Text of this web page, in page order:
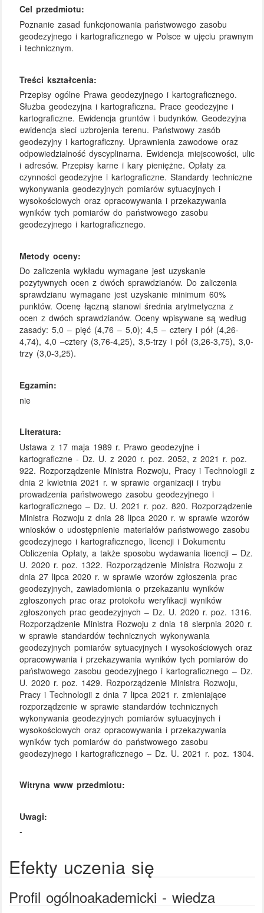
Cel przedmiotu:
Poznanie zasad funkcjonowania państwowego zasobu
geodezyjnego i kartograficznego w Polsce w ujęciu prawnym
i technicznym.
Treści kształcenia:
Przepisy ogólne Prawa geodezyjnego i kartograficznego.
Służba geodezyjna i kartograficzna. Prace geodezyjne i
kartograficzne. Ewidencja gruntów i budynków. Geodezyjna
ewidencja sieci uzbrojenia terenu. Państwowy zasób
geodezyjny i kartograficzny. Uprawnienia zawodowe oraz
odpowiedzialność dyscyplinarna. Ewidencja miejscowości, ulic
i adresów. Przepisy karne i kary pieniężne. Opłaty za
czynności geodezyjne i kartograficzne. Standardy techniczne
wykonywania geodezyjnych pomiarów sytuacyjnych i
wysokościowych oraz opracowywania i przekazywania
wyników tych pomiarów do państwowego zasobu
geodezyjnego i kartograficznego.
Metody oceny:
Do zaliczenia wykładu wymagane jest uzyskanie
pozytywnych ocen z dwóch sprawdzianów. Do zaliczenia
sprawdzianu wymagane jest uzyskanie minimum 60%
punktów. Ocenę łączną stanowi średnia arytmetyczna z
ocen z dwóch sprawdzianów. Oceny wpisywane są według
zasady: 5,0 – pięć (4,76 – 5,0); 4,5 – cztery i pół (4,26-
4,74), 4,0 –cztery (3,76-4,25), 3,5-trzy i pół (3,26-3,75), 3,0-
trzy (3,0-3,25).
Egzamin:
nie
Literatura:
Ustawa z 17 maja 1989 r. Prawo geodezyjne i
kartograficzne - Dz. U. z 2020 r. poz. 2052, z 2021 r. poz.
922. Rozporządzenie Ministra Rozwoju, Pracy i Technologii z
dnia 2 kwietnia 2021 r. w sprawie organizacji i trybu
prowadzenia państwowego zasobu geodezyjnego i
kartograficznego – Dz. U. 2021 r. poz. 820. Rozporządzenie
Ministra Rozwoju z dnia 28 lipca 2020 r. w sprawie wzorów
wniosków o udostępnienie materiałów państwowego zasobu
geodezyjnego i kartograficznego, licencji i Dokumentu
Obliczenia Opłaty, a także sposobu wydawania licencji – Dz.
U. 2020 r. poz. 1322. Rozporządzenie Ministra Rozwoju z
dnia 27 lipca 2020 r. w sprawie wzorów zgłoszenia prac
geodezyjnych, zawiadomienia o przekazaniu wyników
zgłoszonych prac oraz protokołu weryfikacji wyników
zgłoszonych prac geodezyjnych – Dz. U. 2020 r. poz. 1316.
Rozporządzenie Ministra Rozwoju z dnia 18 sierpnia 2020 r.
w sprawie standardów technicznych wykonywania
geodezyjnych pomiarów sytuacyjnych i wysokościowych oraz
opracowywania i przekazywania wyników tych pomiarów do
państwowego zasobu geodezyjnego i kartograficznego – Dz.
U. 2020 r. poz. 1429. Rozporządzenie Ministra Rozwoju,
Pracy i Technologii z dnia 7 lipca 2021 r. zmieniające
rozporządzenie w sprawie standardów technicznych
wykonywania geodezyjnych pomiarów sytuacyjnych i
wysokościowych oraz opracowywania i przekazywania
wyników tych pomiarów do państwowego zasobu
geodezyjnego i kartograficznego – Dz. U. 2021 r. poz. 1304.
Witryna www przedmiotu:
Uwagi:
-
Efekty uczenia się
Profil ogólnoakademicki - wiedza